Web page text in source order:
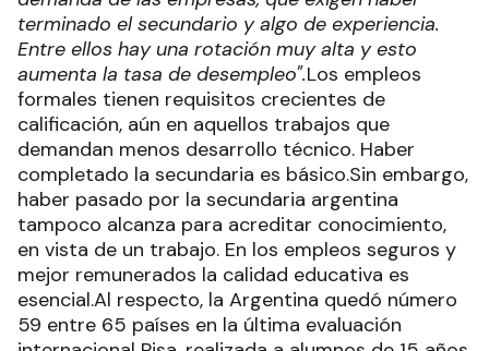
terminado el secundario y algo de experiencia.
Entre ellos hay una rotación muy alta y esto
aumenta la tasa de desempleo".Los empleos
formales tienen requisitos crecientes de
calificación, aún en aquellos trabajos que
demandan menos desarrollo técnico. Haber
completado la secundaria es básico.Sin embargo,
haber pasado por la secundaria argentina
tampoco alcanza para acreditar conocimiento,
en vista de un trabajo. En los empleos seguros y
mejor remunerados la calidad educativa es
esencial.Al respecto, la Argentina quedó número
59 entre 65 países en la última evaluación